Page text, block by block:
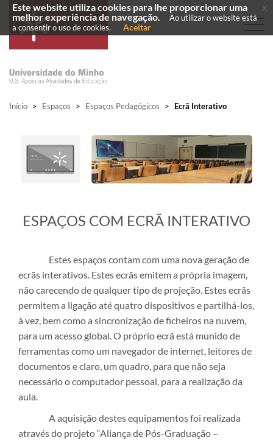
Início > Espaços > Espaços Pedagógicos > Ecrã Interativo
​ESPAÇOS COM ECRÃ INTERATIVO
Estes espaços contam com uma nova geração de
ecrãs interativos. Estes ecrãs emitem a própria imagem,
não carecendo de qualquer tipo de projeção. Estes ecrãs
permitem a ligação até quatro dispositivos e partilhá-los,
à vez, bem como a sincronização de ficheiros na nuvem,
para um acesso global. O próprio ecrã está munido de
ferramentas como um navegador de internet, leitores de
documentos e claro, um quadro, para que não seja
necessário o computador pessoal, para a realização da
aula.
A aquisição destes equipamentos foi realizada
através do projeto “Aliança de Pós-Graduação –
Este website utiliza cookies para lhe proporcionar uma
melhor experiência de navegação.
Ao utilizar o website está
a consentir o uso de cookies.
Aceitar
x